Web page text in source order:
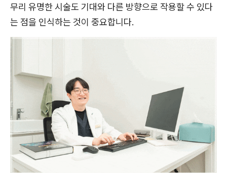
무리 유명한 시술도 기대와 다른 방향으로 작용할 수 있다
는 점을 인식하는 것이 중요합니다.